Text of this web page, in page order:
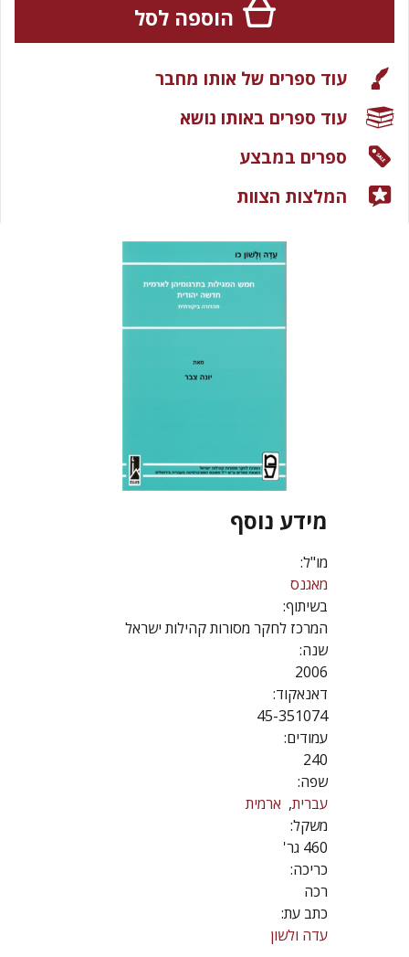
מידע נוסף
מו"ל:
מאגנס
בשיתוף:
המרכז לחקר מסורות קהילות ישראל
שנה:
2006
דאנאקוד:
45-351074
עמודים:
240
שפה:
עברית ארמית
משקל:
460 גר'
כריכה:
רכה
כתב עת:
עדה ולשון
הוספה לסל
עוד ספרים של אותו מחבר
עוד ספרים באותו נושא
ספרים במבצע
המלצות הצוות